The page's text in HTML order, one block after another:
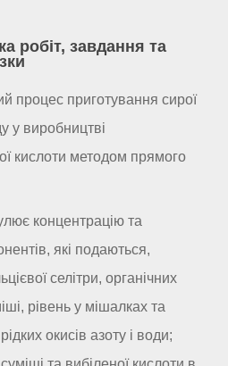
робіт, завдання та
процес приготування сирої
у виробництві
кислоти методом прямого
концентрацію та
які подаються,
селітри, органічних
рівень у мішалках та
окисів азоту і води;